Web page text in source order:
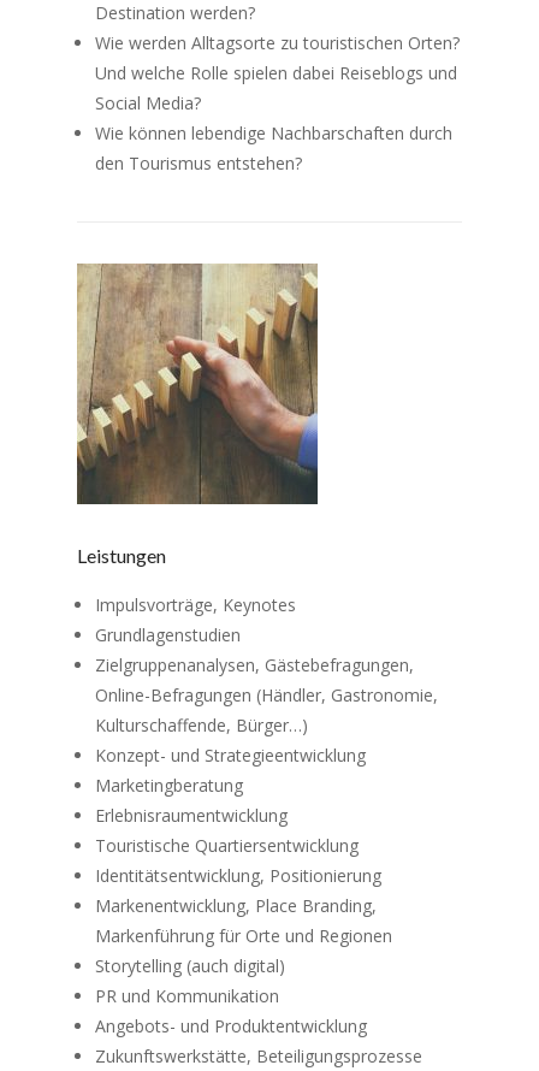
Destination werden?
Wie werden Alltagsorte zu touristischen Orten?
Und welche Rolle spielen dabei Reiseblogs und
Social Media?
Wie können lebendige Nachbarschaften durch
den Tourismus entstehen?
Leistungen
Impulsvorträge, Keynotes
Grundlagenstudien
Zielgruppenanalysen, Gästebefragungen,
Online-Befragungen (Händler, Gastronomie,
Kulturschaffende, Bürger…)
Konzept- und Strategieentwicklung
Marketingberatung
Erlebnisraumentwicklung
Touristische Quartiersentwicklung
Identitätsentwicklung, Positionierung
Markenentwicklung, Place Branding,
Markenführung für Orte und Regionen
Storytelling (auch digital)
PR und Kommunikation
Angebots- und Produktentwicklung
Zukunftswerkstätte, Beteiligungsprozesse